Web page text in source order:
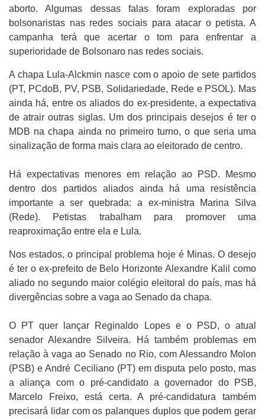
aborto. Algumas dessas falas foram exploradas por
bolsonaristas nas redes sociais para atacar o petista. A
campanha terá que acertar o tom para enfrentar a
superioridade de Bolsonaro nas redes sociais.
A chapa Lula-Alckmin nasce com o apoio de sete partidos
(PT, PCdoB, PV, PSB, Solidariedade, Rede e PSOL). Mas
ainda há, entre os aliados do ex-presidente, a expectativa
de atrair outras siglas. Um dos principais desejos é ter o
MDB na chapa ainda no primeiro turno, o que seria uma
sinalização de forma mais clara ao eleitorado de centro.
Há expectativas menores em relação ao PSD. Mesmo
dentro dos partidos aliados ainda há uma resistência
importante a ser quebrada: a ex-ministra Marina Silva
(Rede). Petistas trabalham para promover uma
reaproximação entre ela e Lula.
Nos estados, o principal problema hoje é Minas. O desejo
é ter o ex-prefeito de Belo Horizonte Alexandre Kalil como
aliado no segundo maior colégio eleitoral do país, mas há
divergências sobre a vaga ao Senado da chapa.
O PT quer lançar Reginaldo Lopes e o PSD, o atual
senador Alexandre Silveira. Há também problemas em
relação à vaga ao Senado no Rio, com Alessandro Molon
(PSB) e André Ceciliano (PT) em disputa pelo posto, mas
a aliança com o pré-candidato a governador do PSB,
Marcelo Freixo, está certa. A pré-candidatura também
precisará lidar com os palanques duplos que podem gerar